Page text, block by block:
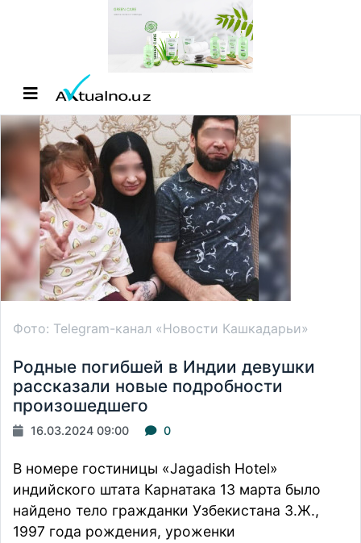
Фото: Telegram-канал «Новости Кашкадарьи»
Родные погибшей в Индии девушки
рассказали новые подробности
произошедшего
16.03.2024 09:00 0
В номере гостиницы «Jagadish Hotel»
индийского штата Карнатака 13 марта было
найдено тело гражданки Узбекистана З.Ж.,
1997 года рождения, уроженки